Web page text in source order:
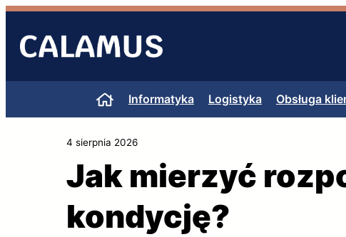
Przejdź
do
treści
Informatyka Logistyka Obsługa
4 sierpnia 2026
Jak mierzyć
kondycję?